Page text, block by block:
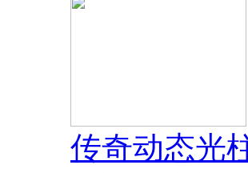
传奇动态光